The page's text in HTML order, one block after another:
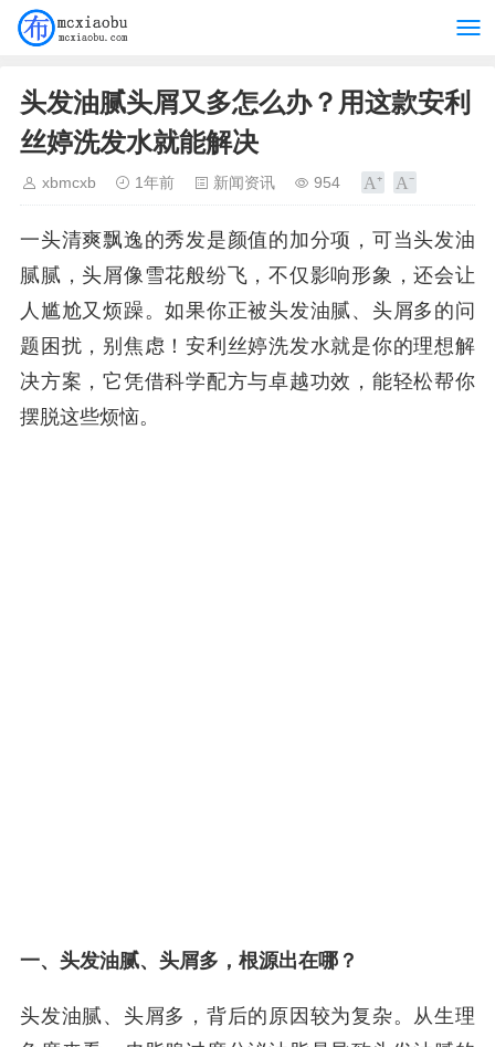
头发油腻头屑又多怎么办？用这款安利
丝婷洗发水就能解决
xbmcxb 1年前 新闻资讯 954
一头清爽飘逸的秀发是颜值的加分项，可当头发油
腻腻，头屑像雪花般纷飞，不仅影响形象，还会让
人尴尬又烦躁。如果你正被头发油腻、头屑多的问
题困扰，别焦虑！安利丝婷洗发水就是你的理想解
决方案，它凭借科学配方与卓越功效，能轻松帮你
摆脱这些烦恼。
一、头发油腻、头屑多，根源出在哪？
头发油腻、头屑多，背后的原因较为复杂。从生理